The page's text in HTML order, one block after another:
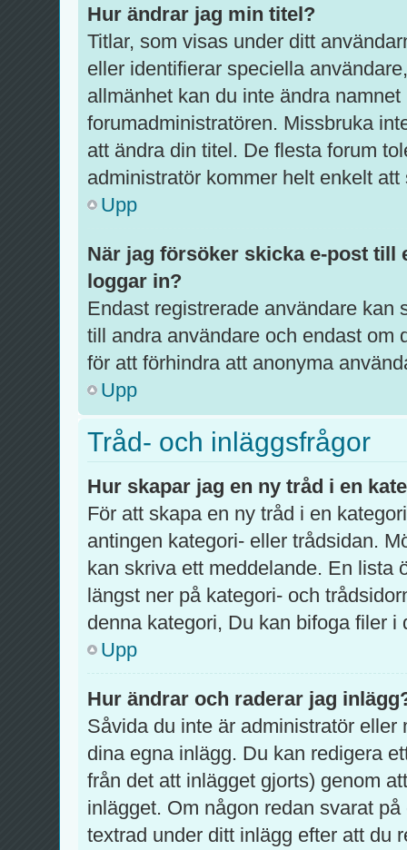
Hur ändrar jag min titel?
Titlar, som visas under ditt
eller identifierar speciella
allmänhet kan du inte ändra
forumadministratören. Missbruka
att ändra din titel. De flesta forum
administratör kommer helt enkelt
Upp
När jag försöker skicka e-post till
loggar in?
Endast registrerade användare kan
till andra användare och endast om
för att förhindra att anonyma
Upp
Tråd- och inläggsfrågor
Hur skapar jag en ny tråd i en
För att skapa en ny tråd i en
antingen kategori- eller trådsidan.
kan skriva ett meddelande. En lista
längst ner på kategori- och
denna kategori, Du kan bifoga filer i
Upp
Hur ändrar och raderar jag
Såvida du inte är administratör
dina egna inlägg. Du kan redigera
från det att inlägget gjorts) genom
inlägget. Om någon redan svarat
textrad under ditt inlägg efter att du